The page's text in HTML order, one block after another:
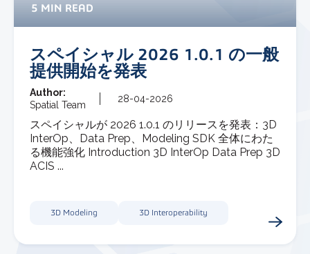
5 MIN READ
スペイシャル 2026 1.0.1 の一般
提供開始を発表
Author:
Spatial Team
28-04-2026
スペイシャルが 2026 1.0.1 のリリースを発表：3D
InterOp、Data Prep、Modeling SDK 全体にわた
る機能強化 Introduction 3D InterOp Data Prep 3D
ACIS ...
3D Modeling 3D Interoperability